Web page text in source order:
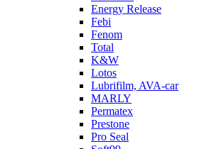
Energy Release
Febi
Fenom
Total
K&W
Lotos
Lubrifilm, AVA-car
MARLY
Permatex
Prestone
Pro Seal